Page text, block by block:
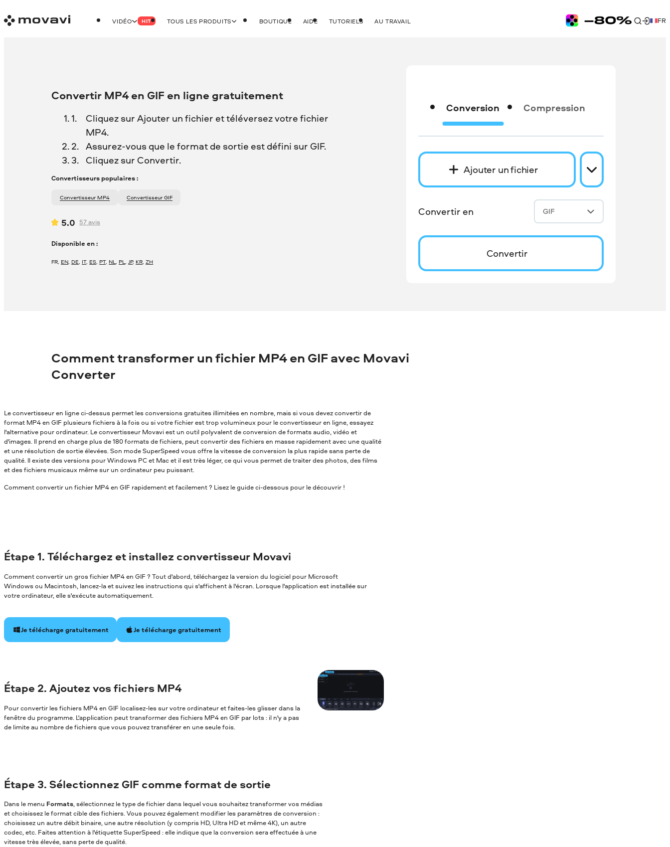
VIDÉO HIT TOUS LES PRODUITS BOUTIQUE AIDE TUTORIELS AU TRAVAIL FR
Convertir MP4 en GIF en ligne gratuitement
Cliquez sur Ajouter un fichier et téléversez votre fichier
MP4.
Assurez-vous que le format de sortie est défini sur GIF.
Cliquez sur Convertir.
Convertisseurs populaires :
Convertisseur MP4 Convertisseur GIF
5.0 57 avis
Disponible en :
FR, EN, DE, IT, ES, PT, NL, PL,JP, KR,ZH
Conversion Compression
Ajouter un fichier
Convertir en GIF
Convertir
Comment transformer un fichier MP4 en GIF avec Movavi
Converter
Le convertisseur en ligne ci-dessus permet les conversions gratuites illimitées en nombre, mais si vous devez convertir de
format MP4 en GIF plusieurs fichiers à la fois ou si votre fichier est trop volumineux pour le convertisseur en ligne, essayez
l'alternative pour ordinateur. Le convertisseur Movavi est un outil polyvalent de conversion de formats audio, vidéo et
d'images. Il prend en charge plus de 180 formats de fichiers, peut convertir des fichiers en masse rapidement avec une qualité
et une résolution de sortie élevées. Son mode SuperSpeed vous offre la vitesse de conversion la plus rapide sans perte de
qualité. Il existe des versions pour Windows PC et Mac et il est très léger, ce qui vous permet de traiter des photos, des films
et des fichiers musicaux même sur un ordinateur peu puissant.
Comment convertir un fichier MP4 en GIF rapidement et facilement ? Lisez le guide ci-dessous pour le découvrir !
Étape 1. Téléchargez et installez convertisseur Movavi
Comment convertir un gros fichier MP4 en GIF ? Tout d'abord, téléchargez la version du logiciel pour Microsoft
Windows ou Macintosh, lancez-la et suivez les instructions qui s'affichent à l'écran. Lorsque l'application est installée sur
votre ordinateur, elle s'exécute automatiquement.
Je télécharge gratuitement Je télécharge gratuitement
Étape 2. Ajoutez vos fichiers MP4
Pour convertir les fichiers MP4 en GIF localisez-les sur votre ordinateur et faites-les glisser dans la
fenêtre du programme. L'application peut transformer des fichiers MP4 en GIF par lots : il n'y a pas
de limite au nombre de fichiers que vous pouvez transférer en une seule fois.
Étape 3. Sélectionnez GIF comme format de sortie
Dans le menu Formats, sélectionnez le type de fichier dans lequel vous souhaitez transformer vos médias
et choisissez le format cible des fichiers. Vous pouvez également modifier les paramètres de conversion :
choisissez un autre débit binaire, une autre résolution (y compris HD, Ultra HD et même 4K), un autre
codec, etc. Faites attention à l'étiquette SuperSpeed : elle indique que la conversion sera effectuée à une
vitesse très élevée, sans perte de qualité.